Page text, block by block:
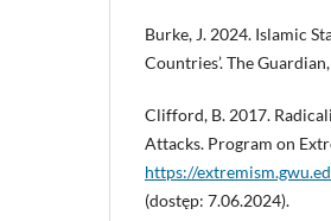
Burke, J. 2024. Islamic
Countries’. The
Clifford, B. 2017.
Attacks. Program on
https://
(dostęp: 7.06.2024).